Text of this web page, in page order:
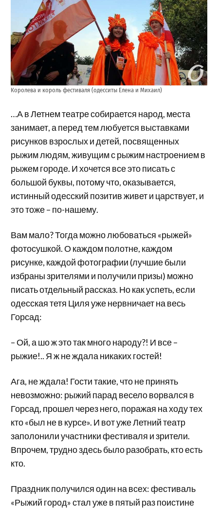
Королева и король фестиваля (одесситы Елена и Михаил)
…А в Летнем театре собирается народ, места
занимает, а перед тем любуется выставками
рисунков взрослых и детей, посвященных
рыжим людям, живущим с рыжим настроением в
рыжем городе. И хочется все это писать с
большой буквы, потому что, оказывается,
истинный одесский позитив живет и царствует, и
это тоже – по-нашему.
Вам мало? Тогда можно любоваться «рыжей»
фотосушкой. О каждом полотне, каждом
рисунке, каждой фотографии (лучшие были
избраны зрителями и получили призы) можно
писать отдельный рассказ. Но как успеть, если
одесская тетя Циля уже нервничает на весь
Горсад:
– Ой, а шо ж это так много народу?! И все –
рыжие!.. Я ж не ждала никаких гостей!
Ага, не ждала! Гости такие, что не принять
невозможно: рыжий парад весело ворвался в
Горсад, прошел через него, поражая на ходу тех
кто «был не в курсе». И вот уже Летний театр
заполонили участники фестиваля и зрители.
Впрочем, трудно здесь было разобрать, кто есть
кто.
Праздник получился один на всех: фестиваль
«Рыжий город» стал уже в пятый раз поистине